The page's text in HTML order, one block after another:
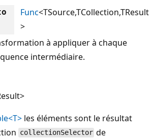
Func<TSource,TCollection,TResult
>
à appliquer à chaque
intermédiaire.
les éléments sont le résultat
collectionSelector de